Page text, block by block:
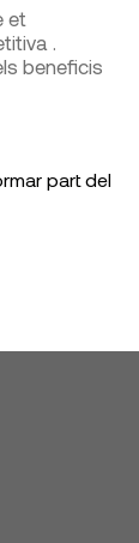
et
.
beneficis
part del